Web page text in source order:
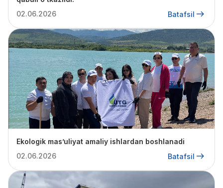
02.06.2026
Batafsil
Ekologik mas’uliyat amaliy ishlardan boshlanadi
02.06.2026
Batafsil